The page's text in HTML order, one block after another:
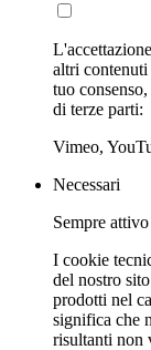
altri
tuo
di terze parti:
Vimeo,
Necessari
Sempre attivo
I cookie
del nostro
prodotti nel
significa che
risultanti non